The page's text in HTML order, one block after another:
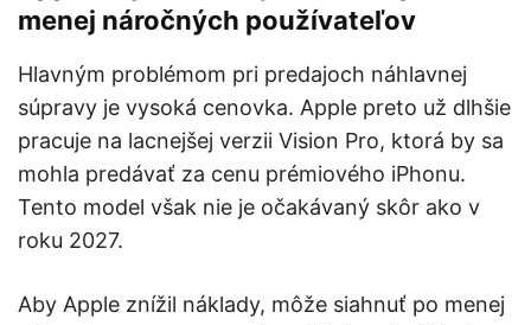
menej náročných používateľov
Hlavným problémom pri predajoch náhlavnej
súpravy je vysoká cenovka. Apple preto už dlhšie
pracuje na lacnejšej verzii Vision Pro, ktorá by sa
mohla predávať za cenu prémiového iPhonu.
Tento model však nie je očakávaný skôr ako v
roku 2027.
Aby Apple znížil náklady, môže siahnuť po menej